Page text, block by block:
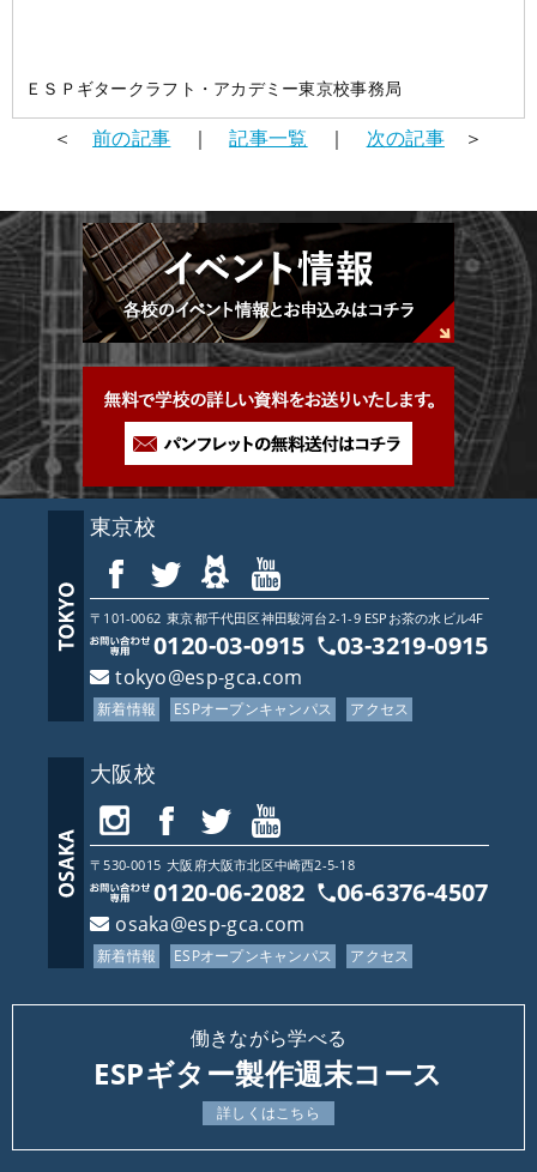
ＥＳＰギタークラフト・アカデミー東京校事務局
＜前の記事 ｜記事一覧 ｜ 次の記事＞
東京校
〒101-0062 東京都千代田区神田駿河台2-1-9 ESPお茶の水ビル4F
0120-03-0915 03-3219-0915
tokyo@esp-gca.com
新着情報 ESPオープンキャンパス アクセス
大阪校
〒530-0015 大阪府大阪市北区中崎西2-5-18
0120-06-2082 06-6376-4507
osaka@esp-gca.com
新着情報 ESPオープンキャンパス アクセス
働きながら学べる
ESPギター製作週末コース
詳しくはこちら